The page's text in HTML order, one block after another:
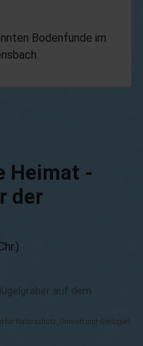
Bodenfunde im
Heimat -
der
auf dem
für Naturschutz, Umwelt und Geologie)